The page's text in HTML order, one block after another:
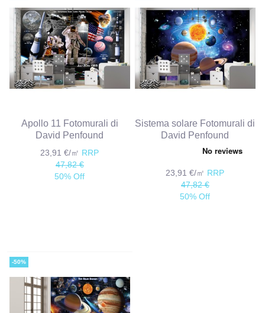
Apollo 11 Fotomurali di
David Penfound
23,91 €/㎡ RRP
47,82 €
50% Off
Sistema solare Fotomurali di
David Penfound
23,91 €/㎡ RRP
47,82 €
50% Off
-50%